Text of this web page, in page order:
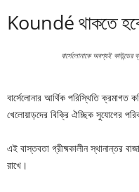
Koundé থাকতে হবে
বার্সেলোনাকে অবশ্যই কাউন্ডের
বার্সেলোনার আর্থিক পরিস্থিতি ক্রমাগত
খেলোয়াড়দের বিক্রি ঐচ্ছিক সুযোগের
এই বাস্তবতা গ্রীষ্মকালীন স্থানান্তর
রাখে।